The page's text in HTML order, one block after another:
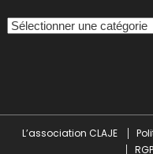
Catégories
L’association CLAJE